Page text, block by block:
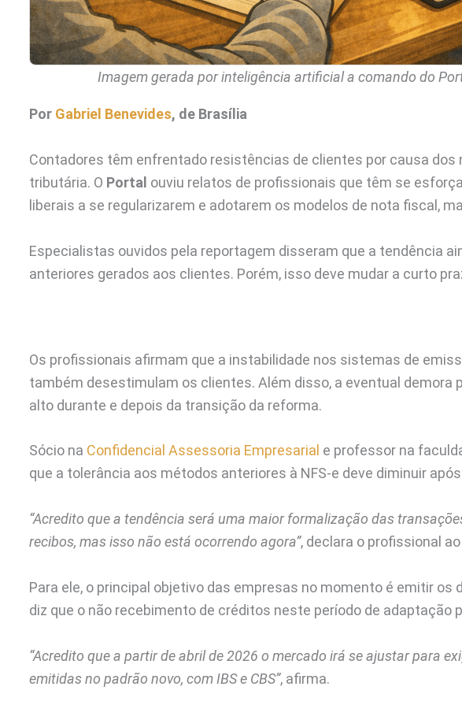
Imagem gerada por inteligência artificial a comando do
Por Gabriel Benevides, de Brasília
Contadores têm enfrentado resistências de clientes por causa dos
tributária. O Portal ouviu relatos de profissionais que têm se
liberais a se regularizarem e adotarem os modelos de nota fiscal,
Especialistas ouvidos pela reportagem disseram que a tendência
anteriores gerados aos clientes. Porém, isso deve mudar a curto
Os profissionais afirmam que a instabilidade nos sistemas de
também desestimulam os clientes. Além disso, a eventual demora
alto durante e depois da transição da reforma.
Sócio na Confidencial Assessoria Empresarial e professor na
que a tolerância aos métodos anteriores à NFS-e deve diminuir
“Acredito que a tendência será uma maior formalização das
recibos, mas isso não está ocorrendo agora”, declara o profissional ao
Para ele, o principal objetivo das empresas no momento é emitir
diz que o não recebimento de créditos neste período de adaptação
“Acredito que a partir de abril de 2026 o mercado irá se ajustar para
emitidas no padrão novo, com IBS e CBS”, afirma.